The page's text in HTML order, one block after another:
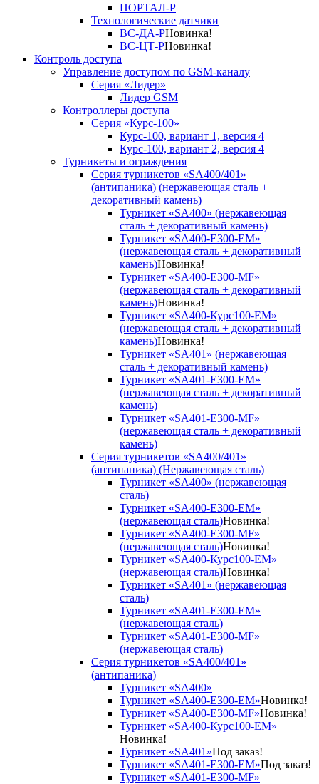
ПОРТАЛ-Р
Технологические датчики
ВС-ДА-РНовинка!
ВС-ЦТ-РНовинка!
Контроль доступа
Управление доступом по GSM-каналу
Серия «Лидер»
Лидер GSM
Контроллеры доступа
Серия «Курс-100»
Курс-100, вариант 1, версия 4
Курс-100, вариант 2, версия 4
Турникеты и ограждения
Серия турникетов «SA400/401»
(антипаника) (нержавеющая сталь +
декоративный камень)
Турникет «SA400» (нержавеющая
сталь + декоративный камень)
Турникет «SA400-Е300-EM»
(нержавеющая сталь + декоративный
камень)Новинка!
Турникет «SA400-Е300-MF»
(нержавеющая сталь + декоративный
камень)Новинка!
Турникет «SA400-Курс100-EM»
(нержавеющая сталь + декоративный
камень)Новинка!
Турникет «SA401» (нержавеющая
сталь + декоративный камень)
Турникет «SA401-E300-EM»
(нержавеющая сталь + декоративный
камень)
Турникет «SA401-E300-MF»
(нержавеющая сталь + декоративный
камень)
Серия турникетов «SA400/401»
(антипаника) (Нержавеющая сталь)
Турникет «SA400» (нержавеющая
сталь)
Турникет «SA400-Е300-EM»
(нержавеющая сталь)Новинка!
Турникет «SA400-Е300-MF»
(нержавеющая сталь)Новинка!
Турникет «SA400-Курс100-EM»
(нержавеющая сталь)Новинка!
Турникет «SA401» (нержавеющая
сталь)
Турникет «SA401-E300-EM»
(нержавеющая сталь)
Турникет «SA401-E300-MF»
(нержавеющая сталь)
Серия турникетов «SA400/401»
(антипаника)
Турникет «SA400»
Турникет «SA400-Е300-EM»Новинка!
Турникет «SA400-Е300-MF»Новинка!
Турникет «SA400-Курс100-EM»
Новинка!
Турникет «SA401»Под заказ!
Турникет «SA401-E300-EM»Под заказ!
Турникет «SA401-E300-MF»